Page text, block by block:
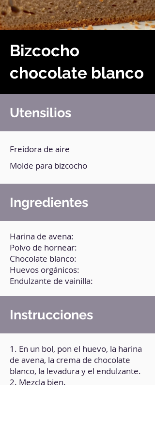
Bizcocho
chocolate blanco
Utensilios
Freidora de aire
Molde para bizcocho
Ingredientes
Harina de avena:
Polvo de hornear:
Chocolate blanco:
Huevos orgánicos:
Endulzante de vainilla:
Instrucciones
1. En un bol, pon el huevo, la harina
de avena, la crema de chocolate
blanco, la levadura y el endulzante.
2. Mezcla bien.